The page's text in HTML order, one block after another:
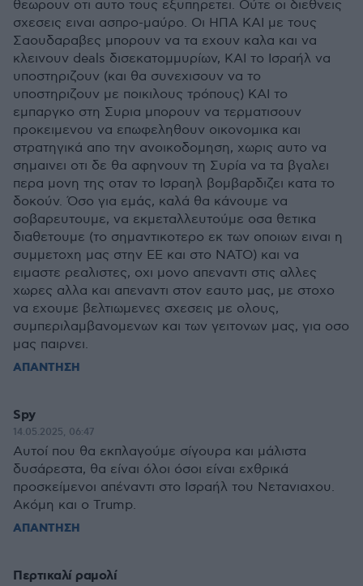
θεωρουν οτι αυτο τους εξυπηρετει. Ούτε οι διεθνεις
σχεσεις ειναι ασπρο-μαύρο. Οι ΗΠΑ ΚΑΙ με τους
Σαουδαραβες μπορουν να τα εχουν καλα και να
κλεινουν deals δισεκατομμυρίων, ΚΑΙ το Ισραήλ να
υποστηριζουν (και θα συνεχισουν να το
υποστηριζουν με ποικιλους τρόπους) ΚΑΙ το
εμπαργκο στη Συρια μπορουν να τερματισουν
προκειμενου να επωφεληθουν οικονομικα και
στρατηγικά απο την ανοικοδομηση, χωρις αυτο να
σημαινει οτι δε θα αφηνουν τη Συρία να τα βγαλει
περα μονη της οταν το Ισραηλ βομβαρδιζει κατα το
δοκούν. Όσο για εμάς, καλά θα κάνουμε να
σοβαρευτουμε, να εκμεταλλευτούμε οσα θετικα
διαθετουμε (το σημαντικοτερο εκ των οποιων ειναι η
συμμετοχη μας στην ΕΕ και στο ΝΑΤΟ) και να
ειμαστε ρεαλιστες, οχι μονο απεναντι στις αλλες
χωρες αλλα και απεναντι στον εαυτο μας, με στοχο
να εχουμε βελτιωμενες σχεσεις με ολους,
συμπεριλαμβανομενων και των γειτονων μας, για οσο
μας παιρνει.
ΑΠΑΝΤΗΣΗ
Spy
14.05.2025, 06:47
Αυτοί που θα εκπλαγούμε σίγουρα και μάλιστα
δυσάρεστα, θα είναι όλοι όσοι είναι εχθρικά
προσκείμενοι απέναντι στο Ισραήλ του Νετανιαχου.
Ακόμη και ο Trump.
ΑΠΑΝΤΗΣΗ
Περτικαλί ραμολί